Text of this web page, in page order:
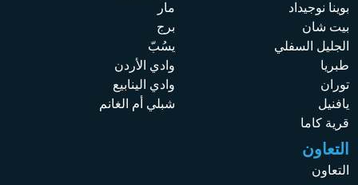
بوينا نوجيداد
بيت شان
الجليل السفلي
طبريا
توران
يافنيل
قرية كاما
التعاون
التعاون
مار
برج
يسُبّ
وادي الأردن
وادي الينابيع
شبلي أم الغانم